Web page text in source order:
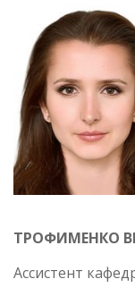
ТРОФИМЕНКО
Ассистент